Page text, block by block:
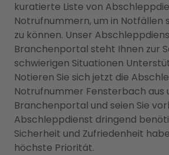
kuratierte Liste von
Notrufnummern, um in Notfällen
zu können. Unser
Branchenportal steht Ihnen zur
schwierigen Situationen
Notieren Sie sich jetzt die
Notrufnummer Fensterbach aus
Branchenportal und seien Sie
Abschleppdienst dringend
Sicherheit und Zufriedenheit
höchste Priorität.